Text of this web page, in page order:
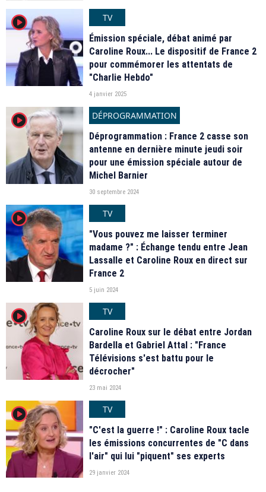
player2
TV
Émission spéciale, débat animé par
Caroline Roux... Le dispositif de France 2
pour commémorer les attentats de
"Charlie Hebdo"
4 janvier 2025
player2
DÉPROGRAMMATION
Déprogrammation : France 2 casse son
antenne en dernière minute jeudi soir
pour une émission spéciale autour de
Michel Barnier
30 septembre 2024
player2
TV
"Vous pouvez me laisser terminer
madame ?" : Échange tendu entre Jean
Lassalle et Caroline Roux en direct sur
France 2
5 juin 2024
player2
TV
Caroline Roux sur le débat entre Jordan
Bardella et Gabriel Attal : "France
Télévisions s'est battu pour le
décrocher"
23 mai 2024
player2
TV
"C'est la guerre !" : Caroline Roux tacle
les émissions concurrentes de "C dans
l'air" qui lui "piquent" ses experts
29 janvier 2024